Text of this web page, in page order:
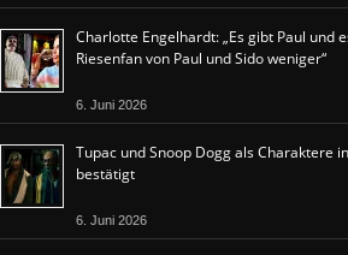
Charlotte Engelhardt: „Es gibt Paul und
Riesenfan von Paul und Sido weniger“
6. Juni 2026
Tupac und Snoop Dogg als Charaktere
bestätigt
6. Juni 2026